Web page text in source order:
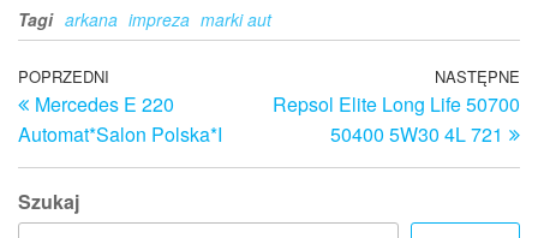
Tagi arkana impreza marki aut
Nawigacja
wpisu
Poprzedni
wpis
POPRZEDNI
Mercedes E 220
Automat*Salon Polska*I
NASTĘPNE
Repsol Elite Long Life 50700
50400 5W30 4L 721
Szukaj